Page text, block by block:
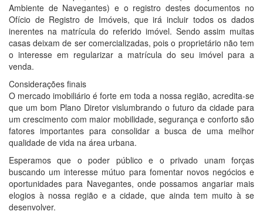
Ambiente de Navegantes) e o registro destes documentos no
Ofício de Registro de Imóveis, que irá incluir todos os dados
inerentes na matrícula do referido imóvel. Sendo assim muitas
casas deixam de ser comercializadas, pois o proprietário não tem
o interesse em regularizar a matrícula do seu imóvel para a
venda.
Considerações finais
O mercado imobiliário é forte em toda a nossa região, acredita-se
que um bom Plano Diretor vislumbrando o futuro da cidade para
um crescimento com maior mobilidade, segurança e conforto são
fatores importantes para consolidar a busca de uma melhor
qualidade de vida na área urbana.
Esperamos que o poder público e o privado unam forças
buscando um interesse mútuo para fomentar novos negócios e
oportunidades para Navegantes, onde possamos angariar mais
elogios à nossa região e a cidade, que ainda tem muito à se
desenvolver.